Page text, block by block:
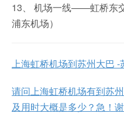
13、 机场一线——虹桥东
浦东机场）
上海虹桥机场到苏州大巴 -
请问上海虹桥机场有到苏
及用时大概是多少？急！